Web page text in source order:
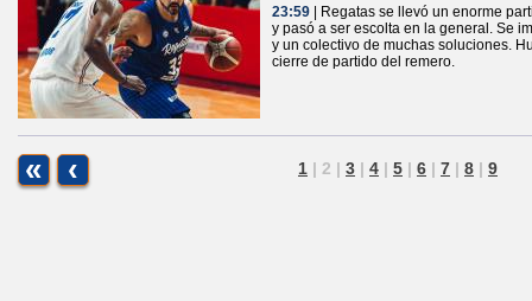
23:59
| Regatas se llevó un enorme
y pasó a ser escolta en la general. Se
y un colectivo de muchas soluciones.
cierre de partido del remero.
« ‹ 1 | 2 | 3 | 4 | 5 | 6 | 7 | 8 | 9